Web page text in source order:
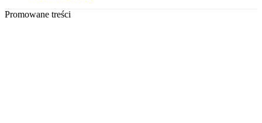
Promowane treści